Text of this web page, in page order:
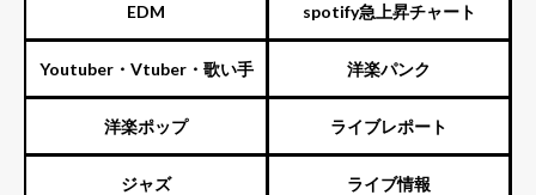
EDM spotify急上昇チャート
Youtuber・Vtuber・歌い手 洋楽パンク
洋楽ポップ ライブレポート
ジャズ ライブ情報